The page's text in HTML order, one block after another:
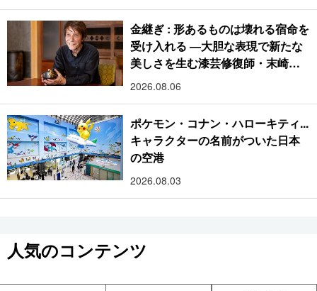
金継ぎ : 形あるものは壊れる宿命を
受け入れる ―大胆な表現で新たな
美しさを生む漆芸修復師・末崎広
樹
2026.08.06
ポケモン・コナン・ハローキティ...
キャラクターの名前がついた日本
の空港
2026.08.03
人気のコンテンツ